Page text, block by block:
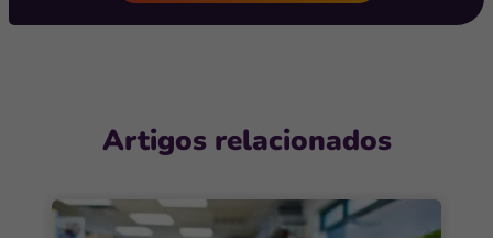
Artigos relacionados